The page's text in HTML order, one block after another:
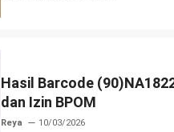
Hasil Barcode
dan Izin BPOM
Reya 10/03/2026